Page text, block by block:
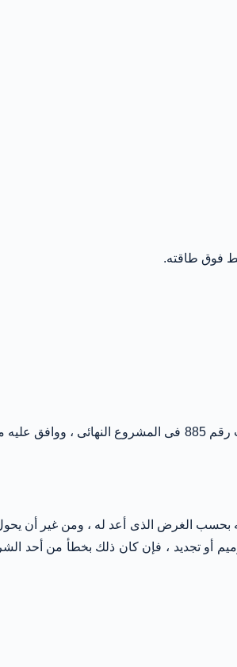
بحسب الغرض الذى أعد له ، ومن غير أن
أو تجديد ، فإن كان ذلك بخطأ من أحد